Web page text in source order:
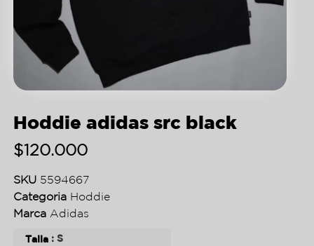
Hoddie adidas src black
$120.000
SKU 5594667
Categoria Hoddie
Marca Adidas
Talla : S